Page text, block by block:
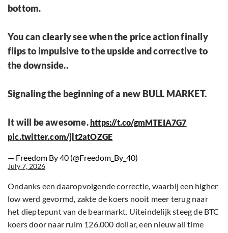
bottom.
You can clearly see when the price action finally
flips to impulsive to the upside and corrective to
the downside..
Signaling the beginning of a new BULL MARKET.
It will be awesome. https://t.co/gmMTEIA7G7
pic.twitter.com/jlt2atOZGE
— Freedom By 40 (@Freedom_By_40)
July 7, 2026
Ondanks een daaropvolgende correctie, waarbij een higher
low werd gevormd, zakte de koers nooit meer terug naar
het dieptepunt van de bearmarkt. Uiteindelijk steeg de BTC
koers door naar ruim 126.000 dollar, een nieuw all time